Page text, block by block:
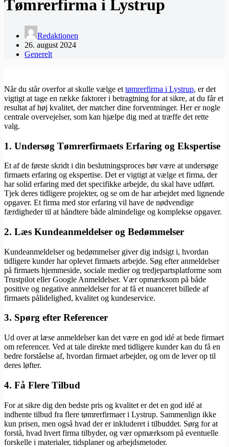
Tømrerfirma i Lystrup
Redaktionen
26. august 2024
Generelt
Når du står overfor at skulle vælge et tømrerfirma i Lystrup, er det
vigtigt at tage en række faktorer i betragtning for at sikre, at du får et
resultat af høj kvalitet, der matcher dine forventninger. Her er nogle
centrale overvejelser, som kan hjælpe dig med at træffe det rette
valg.
1. Undersøg Tømrerfirmaets Erfaring og Ekspertise
Et af de første skridt i din beslutningsproces bør være at undersøge
firmaets erfaring og ekspertise. Det er vigtigt at vælge et firma, der
har solid erfaring med det specifikke arbejde, du skal have udført.
Tjek deres tidligere projekter, og se om de har arbejdet med lignende
opgaver. Et firma med stor erfaring vil have de nødvendige
færdigheder til at håndtere både almindelige og komplekse opgaver.
2. Læs Kundeanmeldelser og Bedømmelser
Kundeanmeldelser og bedømmelser giver dig indsigt i, hvordan
tidligere kunder har oplevet firmaets arbejde. Søg efter anmeldelser
på firmaets hjemmeside, sociale medier og tredjepartsplatforme som
Trustpilot eller Google Anmeldelser. Vær opmærksom på både
positive og negative anmeldelser for at få et nuanceret billede af
firmaets pålidelighed, kvalitet og kundeservice.
3. Spørg efter Referencer
Ud over at læse anmeldelser kan det være en god idé at bede firmaet
om referencer. Ved at tale direkte med tidligere kunder kan du få en
bedre forståelse af, hvordan firmaet arbejder, og om de lever op til
deres løfter.
4. Få Flere Tilbud
For at sikre dig den bedste pris og kvalitet er det en god idé at
indhente tilbud fra flere tømrerfirmaer i Lystrup. Sammenlign ikke
kun prisen, men også hvad der er inkluderet i tilbuddet. Sørg for at
forstå, hvad hvert firma tilbyder, og vær opmærksom på eventuelle
forskelle i materialer, tidsplaner og arbejdsmetoder.